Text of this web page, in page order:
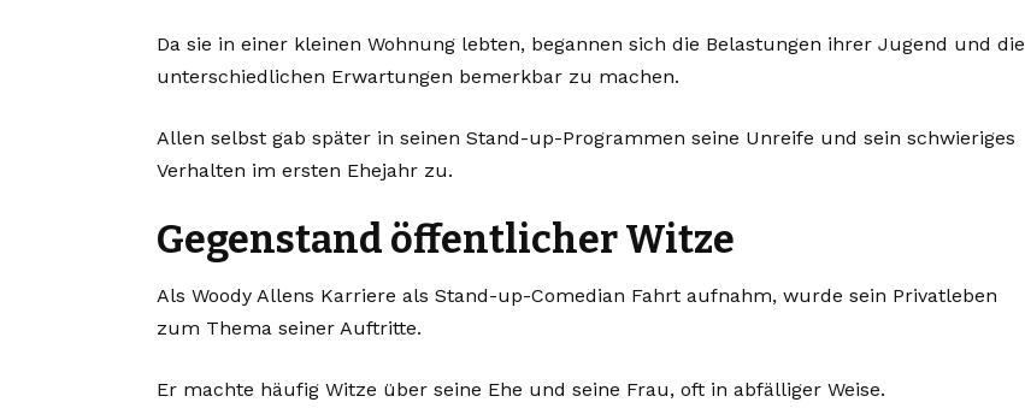
Da sie in einer kleinen Wohnung lebten, begannen sich die Belastungen ihrer Jugend und die
unterschiedlichen Erwartungen bemerkbar zu machen.
Allen selbst gab später in seinen Stand-up-Programmen seine Unreife und sein schwieriges
Verhalten im ersten Ehejahr zu.
Gegenstand öffentlicher Witze
Als Woody Allens Karriere als Stand-up-Comedian Fahrt aufnahm, wurde sein Privatleben
zum Thema seiner Auftritte.
Er machte häufig Witze über seine Ehe und seine Frau, oft in abfälliger Weise.